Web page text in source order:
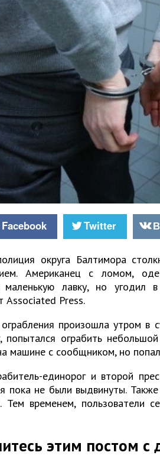
Facebook Twitter
округа Балтимора
Американец с ломом,
маленькую лавку, но
Associated Press.
произошла утром в
попытался ограбить
машине с сообщником, но
единорог и второй
пока не были выдвинуты.
Тем временем, пользователи
этим постом с